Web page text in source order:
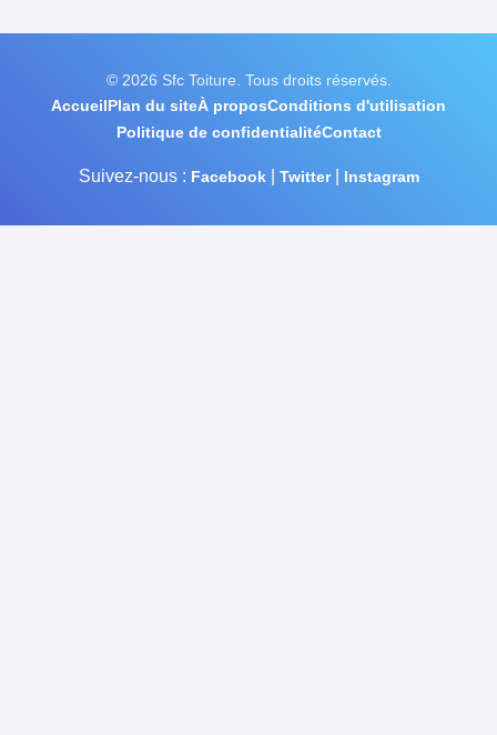
© 2026 Sfc Toiture. Tous droits réservés.
AccueilPlan du siteÀ proposConditions d'utilisation
Politique de confidentialitéContact
Suivez-nous : Facebook| Twitter| Instagram